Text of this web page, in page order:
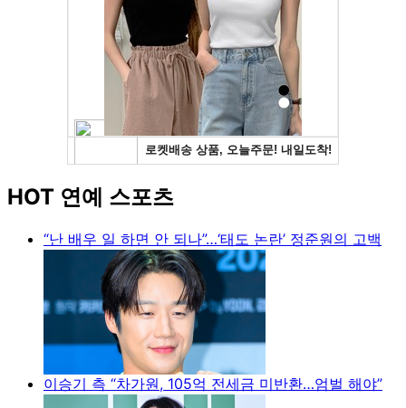
HOT 연예 스포츠
“난 배우 일 하면 안 되나”…‘태도 논란’ 정준원의 고백
이승기 측 “차가원, 105억 전세금 미반환…엄벌 해야”